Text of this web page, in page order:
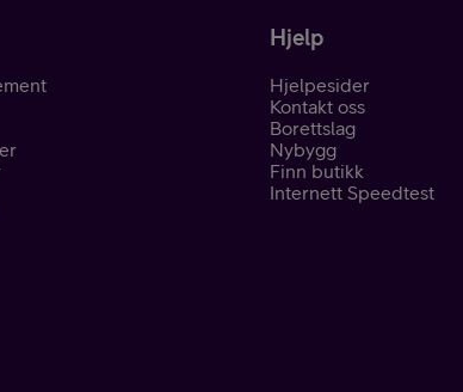
Hjelp
Hjelpesider
Kontakt oss
Borettslag
Nybygg
Finn butikk
Internett Speedtest